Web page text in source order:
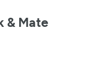
& Mate